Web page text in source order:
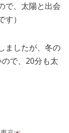
で、太陽と出会
）
ましたが、冬の
ので、20分も太